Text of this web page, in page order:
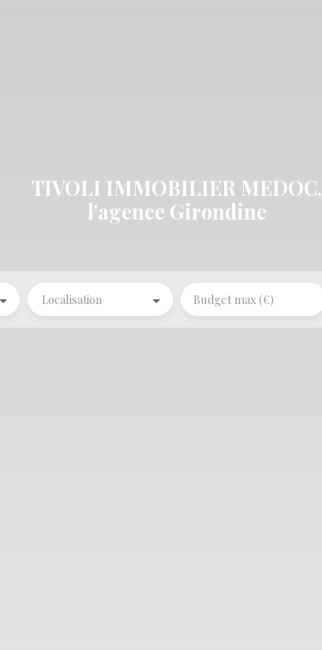
TIVOLI IMMOBILIER MEDOC,
l'agence Girondine
Localisation Budget max (€)